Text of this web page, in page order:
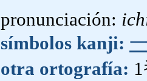
pronunciación:
símbolos kanji:
otra ortografía: